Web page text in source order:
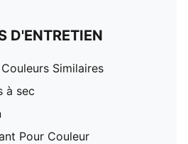
D'ENTRETIEN
Similaires
à sec
Pour Couleur